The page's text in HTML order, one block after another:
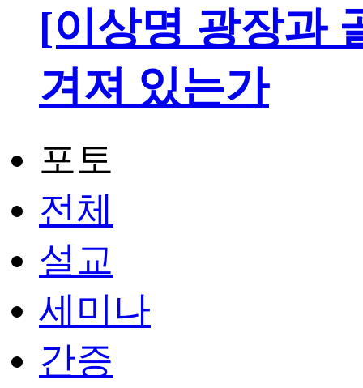
[이상명 광장과
겨져 있는가
포토
전체
설교
세미나
간증